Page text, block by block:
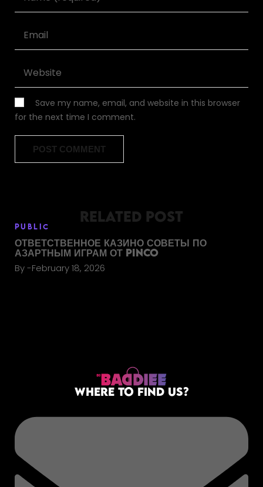
Save my name, email, and website in this browser
for the next time I comment.
RELATED POST
PUBLIC
ОТВЕТСТВЕННОЕ КАЗИНО СОВЕТЫ ПО
АЗАРТНЫМ ИГРАМ ОТ PINCO
By
February 18, 2026
WHERE TO FIND US?